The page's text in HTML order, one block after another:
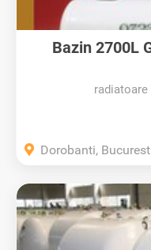
Bazin 2700L
Dorobanti,